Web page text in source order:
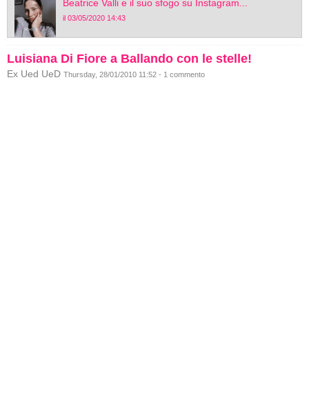
Beatrice Valli e il suo sfogo su Instagram...
il 03/05/2020 14:43
Luisiana Di Fiore a Ballando con le stelle!
Ex Ued UeD Thursday, 28/01/2010 11:52 - 1 commento